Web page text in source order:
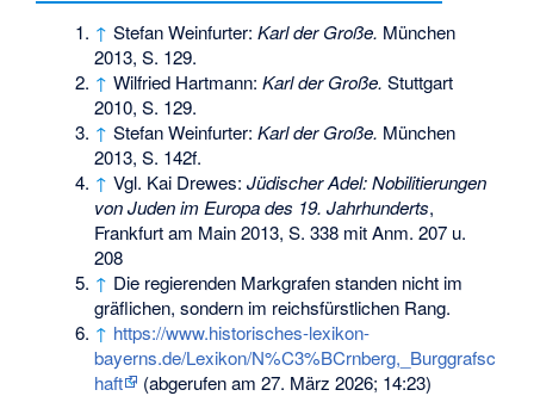
↑ Stefan Weinfurter:Karl der Große. München
2013, S. 129.
↑ Wilfried Hartmann:Karl der Große. Stuttgart
2010, S. 129.
↑ Stefan Weinfurter:Karl der Große. München
2013, S. 142f.
↑ Vgl. Kai Drewes:Jüdischer Adel: Nobilitierungen
von Juden im Europa des 19. Jahrhunderts,
Frankfurt am Main 2013, S. 338 mit Anm. 207 u.
208
↑ Die regierenden Markgrafen standen nicht im
gräflichen, sondern im reichsfürstlichen Rang.
↑ https://www.historisches-lexikon-
bayerns.de/Lexikon/N%C3%BCrnberg,_Burggrafsc
haft
(abgerufen am 27. März 2026; 14:23)